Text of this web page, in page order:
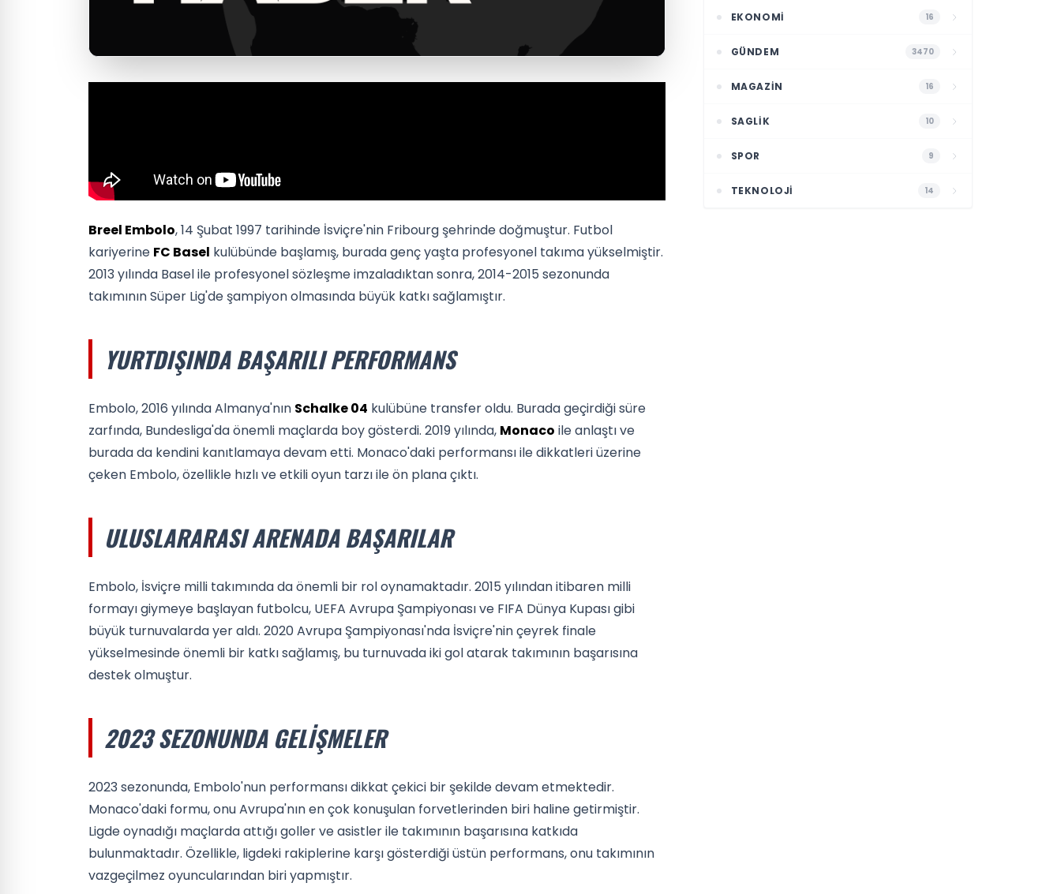
Breel Embolo, 14 Şubat 1997 tarihinde İsviçre'nin Fribourg şehrinde doğmuştur. Futbol
kariyerine FC Basel kulübünde başlamış, burada genç yaşta profesyonel takıma yükselmiştir.
2013 yılında Basel ile profesyonel sözleşme imzaladıktan sonra, 2014-2015 sezonunda
takımının Süper Lig'de şampiyon olmasında büyük katkı sağlamıştır.
YURTDIŞINDA BAŞARILI PERFORMANS
Embolo, 2016 yılında Almanya'nın Schalke 04 kulübüne transfer oldu. Burada geçirdiği süre
zarfında, Bundesliga'da önemli maçlarda boy gösterdi. 2019 yılında, Monaco ile anlaştı ve
burada da kendini kanıtlamaya devam etti. Monaco'daki performansı ile dikkatleri üzerine
çeken Embolo, özellikle hızlı ve etkili oyun tarzı ile ön plana çıktı.
ULUSLARARASI ARENADA BAŞARILAR
Embolo, İsviçre milli takımında da önemli bir rol oynamaktadır. 2015 yılından itibaren milli
formayı giymeye başlayan futbolcu, UEFA Avrupa Şampiyonası ve FIFA Dünya Kupası gibi
büyük turnuvalarda yer aldı. 2020 Avrupa Şampiyonası'nda İsviçre'nin çeyrek finale
yükselmesinde önemli bir katkı sağlamış, bu turnuvada iki gol atarak takımının başarısına
destek olmuştur.
2023 SEZONUNDA GELIŞMELER
2023 sezonunda, Embolo'nun performansı dikkat çekici bir şekilde devam etmektedir.
Monaco'daki formu, onu Avrupa'nın en çok konuşulan forvetlerinden biri haline getirmiştir.
Ligde oynadığı maçlarda attığı goller ve asistler ile takımının başarısına katkıda
bulunmaktadır. Özellikle, ligdeki rakiplerine karşı gösterdiği üstün performans, onu takımının
vazgeçilmez oyuncularından biri yapmıştır.
EKONOMI 16
GÜNDEM 3470
MAGAZIN 16
SAGLIK 10
SPOR 9
TEKNOLOJI 14